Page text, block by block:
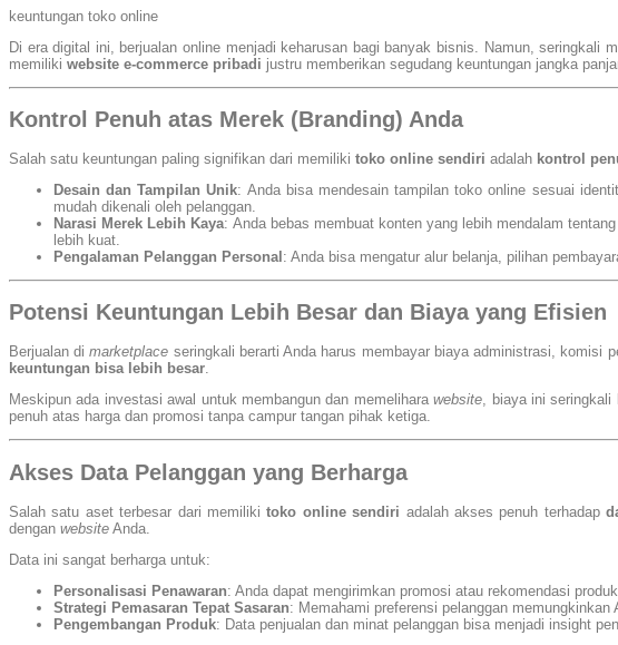
keuntungan toko online
Di era digital ini, berjualan online menjadi keharusan bagi banyak bisnis. Namun, seringkali
memiliki website e-commerce pribadi justru memberikan segudang keuntungan jangka
Kontrol Penuh atas Merek (Branding) Anda
Salah satu keuntungan paling signifikan dari memiliki toko online sendiri adalah kontrol
Desain dan Tampilan Unik: Anda bisa mendesain tampilan toko online sesuai
mudah dikenali oleh pelanggan.
Narasi Merek Lebih Kaya: Anda bebas membuat konten yang lebih mendalam
lebih kuat.
Pengalaman Pelanggan Personal : Anda bisa mengatur alur belanja, pilihan
Potensi Keuntungan Lebih Besar dan Biaya yang Efisien
Berjualan dimarketplace seringkali berarti Anda harus membayar biaya administrasi, komisi
keuntungan bisa lebih besar.
Meskipun ada investasi awal untuk membangun dan memeliharawebsite, biaya ini seringkali
penuh atas harga dan promosi tanpa campur tangan pihak ketiga.
Akses Data Pelanggan yang Berharga
Salah satu aset terbesar dari memilikitoko online sendiri adalah akses penuh terhadap
dengan website Anda.
Data ini sangat berharga untuk:
Personalisasi Penawaran: Anda dapat mengirimkan promosi atau rekomendasi
Strategi Pemasaran Tepat Sasaran: Memahami preferensi pelanggan
Pengembangan Produk: Data penjualan dan minat pelanggan bisa menjadi insight